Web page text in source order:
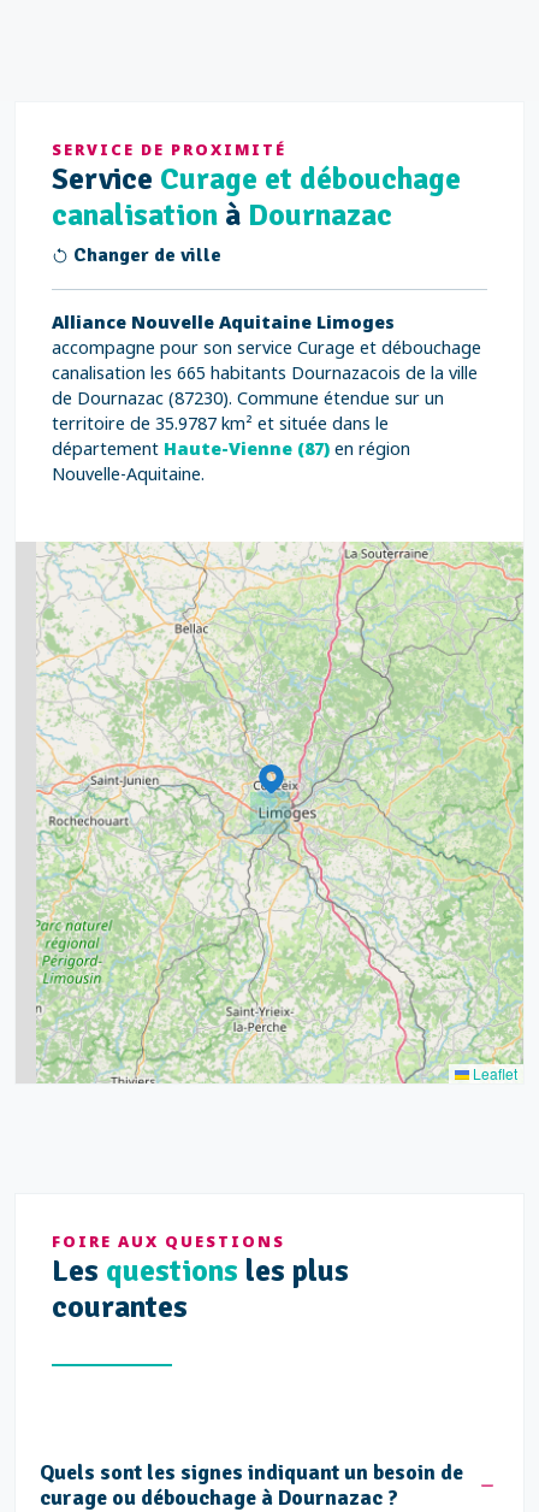
SERVICE DE PROXIMITÉ
Service Curage et débouchage
canalisation à Dournazac
Changer de ville
Alliance Nouvelle Aquitaine Limoges
accompagne pour son service Curage et débouchage
canalisation les 665 habitants Dournazacois de la ville
de Dournazac (87230). Commune étendue sur un
territoire de 35.9787 km² et située dans le
département Haute-Vienne (87) en région
Nouvelle-Aquitaine.
2
9
2
3
11
5
8
7
7
6
20
2
9
8
5
11
15
7
Leaflet
FOIRE AUX QUESTIONS
Les questions les plus
courantes
Quels sont les signes indiquant un besoin de
curage ou débouchage à Dournazac ?